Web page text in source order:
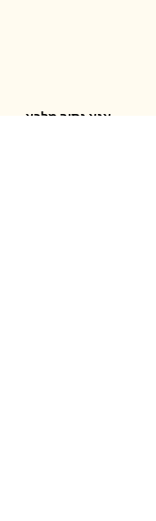
אנא נסיב מלכא